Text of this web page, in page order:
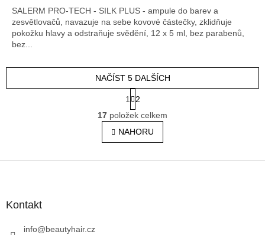
SALERM PRO-TECH - SILK PLUS - ampule do barev a
zesvětlovačů, navazuje na sebe kovové částečky, zklidňuje
pokožku hlavy a odstraňuje svědění, 12 x 5 ml, bez parabenů,
bez...
O
v
l
á
NAČÍST 5 DALŠÍCH
t
r
á
n
k
v
1
2
17 položek celkem
NAHORU
Kontakt
info@beautyhair.cz